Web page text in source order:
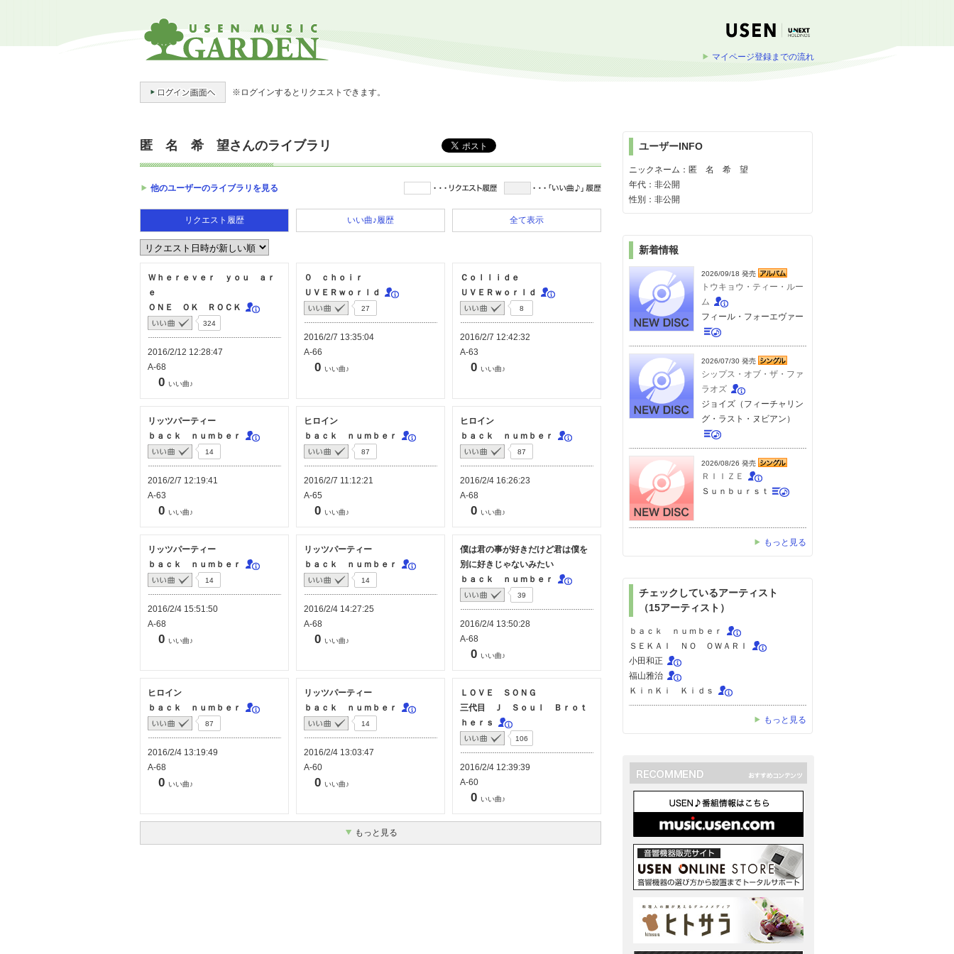
マイページ登録までの流れ
※ログインするとリクエストできます。
匿 名 希 望さんのライブラリ
他のユーザーのライブラリを見る
リクエスト履歴 いい曲♪履歴 全て表示
Ｗｈｅｒｅｖｅｒ ｙｏｕ ａｒ
ｅ
ＯＮＥ ＯＫ ＲＯＣＫ
324
2016/2/12 12:28:47
A-68
0 いい曲♪
０ ｃｈｏｉｒ
ＵＶＥＲｗｏｒｌｄ
27
2016/2/7 13:35:04
A-66
0 いい曲♪
Ｃｏｌｌｉｄｅ
ＵＶＥＲｗｏｒｌｄ
8
2016/2/7 12:42:32
A-63
0 いい曲♪
リッツパーティー
ｂａｃｋ ｎｕｍｂｅｒ
14
2016/2/7 12:19:41
A-63
0 いい曲♪
ヒロイン
ｂａｃｋ ｎｕｍｂｅｒ
87
2016/2/7 11:12:21
A-65
0 いい曲♪
ヒロイン
ｂａｃｋ ｎｕｍｂｅｒ
87
2016/2/4 16:26:23
A-68
0 いい曲♪
リッツパーティー
ｂａｃｋ ｎｕｍｂｅｒ
14
2016/2/4 15:51:50
A-68
0 いい曲♪
リッツパーティー
ｂａｃｋ ｎｕｍｂｅｒ
14
2016/2/4 14:27:25
A-68
0 いい曲♪
僕は君の事が好きだけど君は僕を
別に好きじゃないみたい
ｂａｃｋ ｎｕｍｂｅｒ
39
2016/2/4 13:50:28
A-68
0 いい曲♪
ヒロイン
ｂａｃｋ ｎｕｍｂｅｒ
87
2016/2/4 13:19:49
A-68
0 いい曲♪
リッツパーティー
ｂａｃｋ ｎｕｍｂｅｒ
14
2016/2/4 13:03:47
A-60
0 いい曲♪
ＬＯＶＥ ＳＯＮＧ
三代目 Ｊ Ｓｏｕｌ Ｂｒｏｔ
ｈｅｒｓ
106
2016/2/4 12:39:39
A-60
0 いい曲♪
もっと見る
ユーザーINFO
ニックネーム：匿 名 希 望
年代：非公開
性別：非公開
新着情報
2026/09/18 発売
トウキョウ・ティー・ルー
ム
フィール・フォーエヴァー
2026/07/30 発売
シップス・オブ・ザ・ファ
ラオズ
ジョイズ（フィーチャリン
グ・ラスト・ヌビアン）
2026/08/26 発売
ＲＩＩＺＥ
Ｓｕｎｂｕｒｓｔ
もっと見る
チェックしているアーティスト
（15アーティスト）
ｂａｃｋ ｎｕｍｂｅｒ
ＳＥＫＡＩ ＮＯ ＯＷＡＲＩ
小田和正
福山雅治
ＫｉｎＫｉ Ｋｉｄｓ
もっと見る